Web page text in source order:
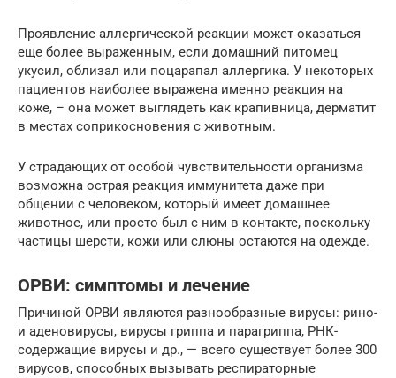
Проявление аллергической реакции может оказаться
еще более выраженным, если домашний питомец
укусил, облизал или поцарапал аллергика. У некоторых
пациентов наиболее выражена именно реакция на
коже, – она может выглядеть как крапивница, дерматит
в местах соприкосновения с животным.
У страдающих от особой чувствительности организма
возможна острая реакция иммунитета даже при
общении с человеком, который имеет домашнее
животное, или просто был с ним в контакте, поскольку
частицы шерсти, кожи или слюны остаются на одежде.
ОРВИ: симптомы и лечение
Причиной ОРВИ являются разнообразные вирусы: рино-
и аденовирусы, вирусы гриппа и парагриппа, РНК-
содержащие вирусы и др., — всего существует более 300
вирусов, способных вызывать респираторные